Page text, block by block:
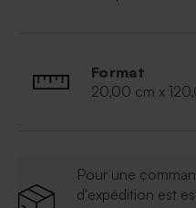
* Les repères de taille sont
directement sur le bois
Format
20,00 cm x
Pour une
d'expédition est